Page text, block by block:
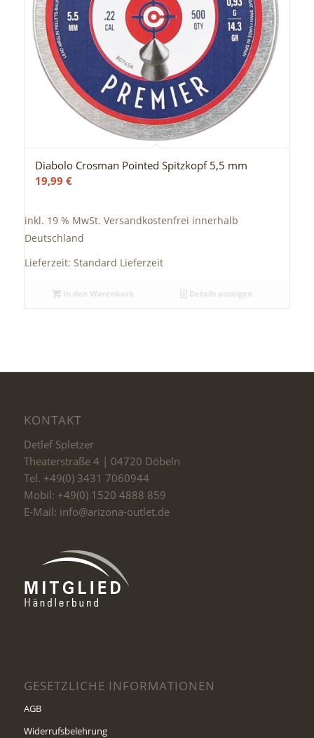
Diabolo Crosman Pointed Spitzkopf 5,5 mm
19,99 €
inkl. 19 % MwSt. Versandkostenfrei innerhalb
Deutschland
Lieferzeit: Standard Lieferzeit
In den Warenkorb Details anzeigen
KONTAKT
Detlef Spletzer
Theaterstraße 4 | 04720 Döbeln
Tel. +49(0) 3431 7060944
Mobil: +49(0) 1520 4888 859
E-Mail: info@arizona-outlet.de
GESETZLICHE INFORMATIONEN
AGB
Widerrufsbelehrung